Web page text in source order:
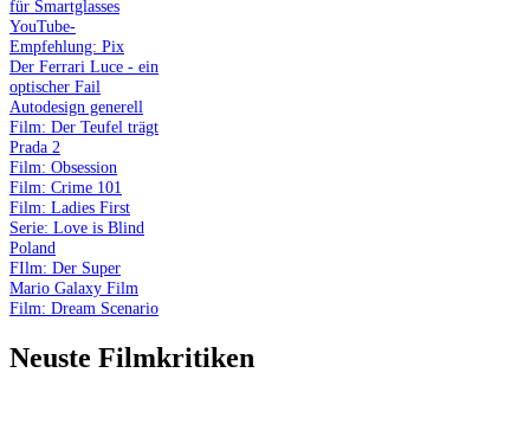
für Smartglasses
YouTube-
Empfehlung: Pix
Der Ferrari Luce - ein
optischer Fail
Autodesign generell
Film: Der Teufel trägt
Prada 2
Film: Obsession
Film: Crime 101
Film: Ladies First
Serie: Love is Blind
Poland
FIlm: Der Super
Mario Galaxy Film
Film: Dream Scenario
Neuste Filmkritiken